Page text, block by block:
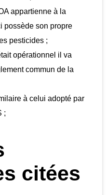
appartienne à la
possède son propre
pesticides ;
opérationnel il va
commun de la
à celui adopté par
;
citées